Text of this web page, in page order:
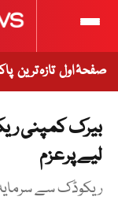
صفحۂ اول تازہ ترین
بیرک کمپنی
لیے پرعزم
ریکوڈک سے سرمایہ